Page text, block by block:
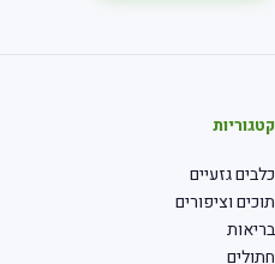
גזעיים
וציפורים